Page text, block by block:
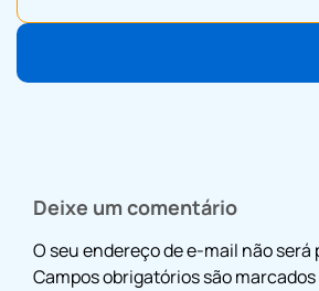
Deixe um comentário
O seu endereço de e-mail não será
Campos obrigatórios são